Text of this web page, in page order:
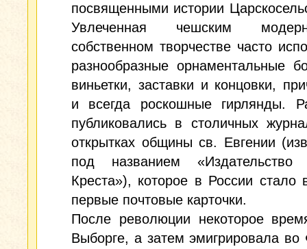
посвященными истории
Увлеченная чешским
собственном творчестве часто
разнообразные орнаментальные
виньетки, заставки и концовки,
и всегда роскошные гирлянды.
публиковались в столичных
открытках общины св. Евгении
под названием «Издательство
Креста»), которое в России стало
первые почтовые карточки.
После революции некоторое
Выборге, а затем эмигрировала